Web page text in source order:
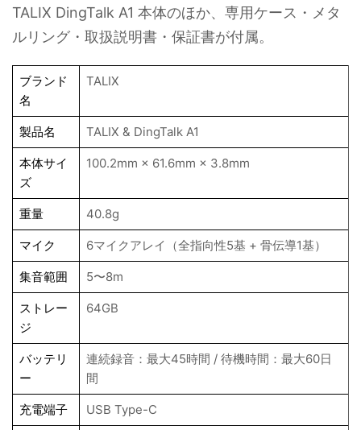
TALIX DingTalk A1 本体のほか、専用ケース・メタ
ルリング・取扱説明書・保証書が付属。
ブランド
名
TALIX
製品名 TALIX & DingTalk A1
本体サイ
ズ
100.2mm × 61.6mm × 3.8mm
重量 40.8g
マイク 6マイクアレイ（全指向性5基 + 骨伝導1基）
集音範囲 5〜8m
ストレー
ジ
64GB
バッテリ
ー
連続録音：最大45時間 / 待機時間：最大60日
間
充電端子 USB Type-C